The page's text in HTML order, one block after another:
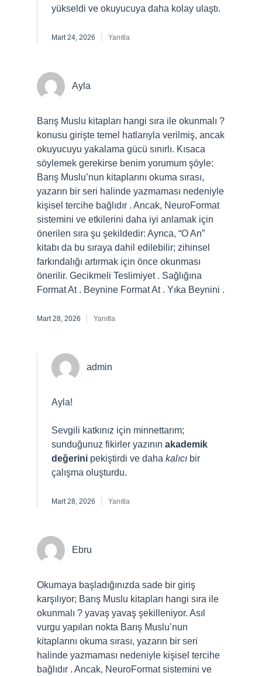
yükseldi ve okuyucuya daha kolay ulaştı.
Mart 24, 2026 Yanıtla
Ayla
Barış Muslu kitapları hangi sıra ile okunmalı ?
konusu girişte temel hatlarıyla verilmiş, ancak
okuyucuyu yakalama gücü sınırlı. Kısaca
söylemek gerekirse benim yorumum şöyle:
Barış Muslu’nun kitaplarını okuma sırası,
yazarın bir seri halinde yazmaması nedeniyle
kişisel tercihe bağlıdır . Ancak, NeuroFormat
sistemini ve etkilerini daha iyi anlamak için
önerilen sıra şu şekildedir: Ayrıca, “O An”
kitabı da bu sıraya dahil edilebilir; zihinsel
farkındalığı artırmak için önce okunması
önerilir. Gecikmeli Teslimiyet . Sağlığına
Format At . Beynine Format At . Yıka Beynini .
Mart 28, 2026 Yanıtla
admin
Ayla!
Sevgili katkınız için minnettarım;
sunduğunuz fikirler yazının akademik
değerini pekiştirdi ve daha kalıcı bir
çalışma oluşturdu.
Mart 28, 2026 Yanıtla
Ebru
Okumaya başladığınızda sade bir giriş
karşılıyor; Barış Muslu kitapları hangi sıra ile
okunmalı ? yavaş yavaş şekilleniyor. Asıl
vurgu yapılan nokta Barış Muslu’nun
kitaplarını okuma sırası, yazarın bir seri
halinde yazmaması nedeniyle kişisel tercihe
bağlıdır . Ancak, NeuroFormat sistemini ve